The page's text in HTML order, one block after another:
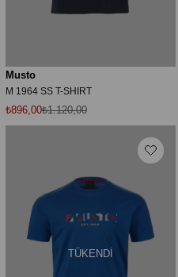
Musto
M 1964 SS T-SHIRT
₺896,00₺1.120,00
TÜKENDI